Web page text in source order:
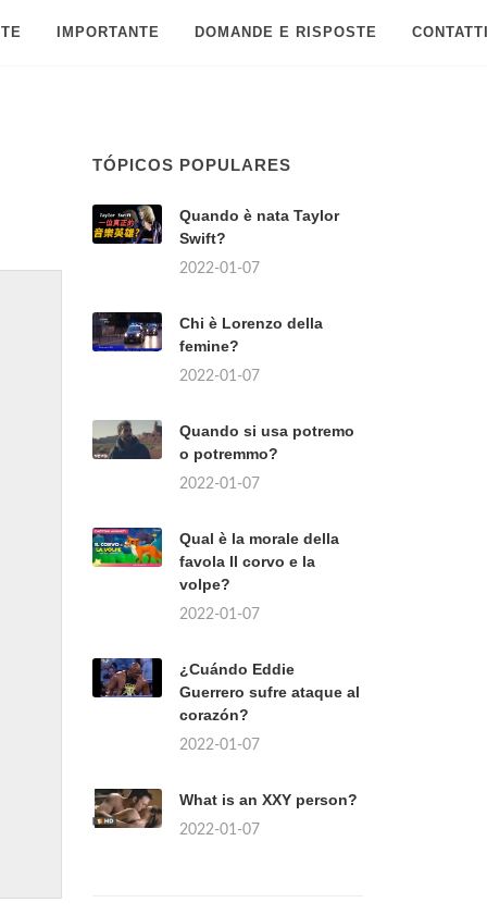
IMPORTANTE DOMANDE E RISPOSTE
TÓPICOS POPULARES
Quando è nata Taylor
Swift?
2022-01-07
Chi è Lorenzo della
femine?
2022-01-07
Quando si usa potremo
o potremmo?
2022-01-07
Qual è la morale della
favola Il corvo e la
volpe?
2022-01-07
¿Cuándo Eddie
Guerrero sufre ataque al
corazón?
2022-01-07
What is an XXY person?
2022-01-07